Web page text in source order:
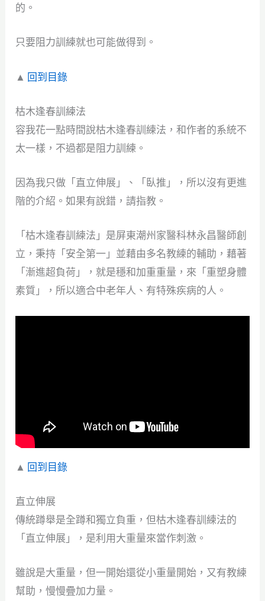
的。
只要阻力訓練就也可能做得到。
▲ 回到目錄
枯木逢春訓練法
容我花一點時間說枯木逢春訓練法，和作者的系統不
太一樣，不過都是阻力訓練。
因為我只做「直立伸展」、「臥推」，所以沒有更進
階的介紹。如果有說錯，請指教。
「枯木逢春訓練法」是屏東潮州家醫科林永昌醫師創
立，秉持「安全第一」並藉由多名教練的輔助，藉著
「漸進超負荷」，就是穩和加重重量，來「重塑身體
素質」，所以適合中老年人、有特殊疾病的人。
▲ 回到目錄
直立伸展
傳統蹲舉是全蹲和獨立負重，但枯木逢春訓練法的
「直立伸展」，是利用大重量來當作刺激。
雖說是大重量，但一開始還從小重量開始，又有教練
幫助，慢慢疊加力量。